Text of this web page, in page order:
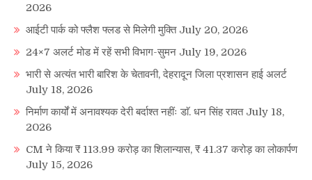
2026
आईटी पार्क को फ्लैश फ्लड से मिलेगी मुक्ति July 20, 2026
24×7 अलर्ट मोड में रहें सभी विभाग-सुमन July 19, 2026
भारी से अत्यंत भारी बारिश के चेतावनी, देहरादून जिला प्रशासन हाई अलर्ट
July 18, 2026
निर्माण कार्यों में अनावश्यक देरी बर्दाश्त नहींः डाॅ. धन सिंह रावत July 18,
2026
CM ने किया ₹ 113.99 करोड़ का शिलान्यास, ₹ 41.37 करोड़ का लोकार्पण
July 15, 2026